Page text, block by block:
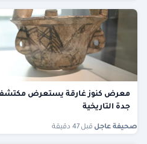
معرض كنوز غارقة يستعرض
جدة التاريخية
صحيفة عاجل قبل 47 دقيقة